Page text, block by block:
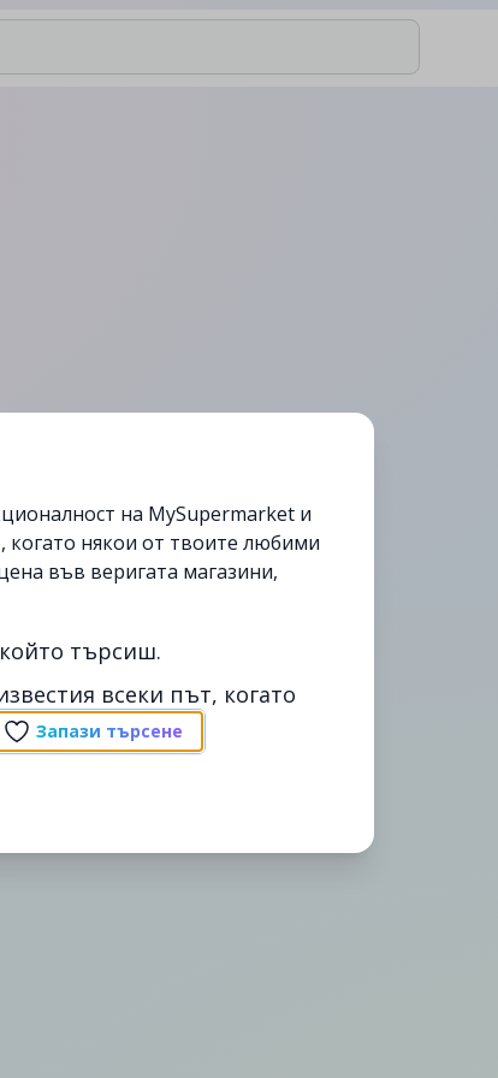
на MySupermarket и
когато някои от твоите любими
във веригата магазини,
търсиш.
всеки път, когато
Запази търсене